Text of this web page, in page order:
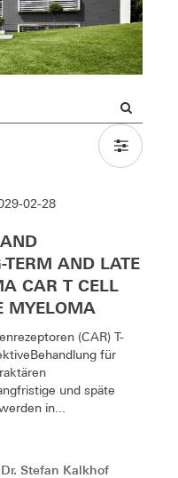
02-28
TERM AND LATE
CAR T CELL
MYELOMA
(CAR) T-
für
und späte
in...
Stefan Kalkhof